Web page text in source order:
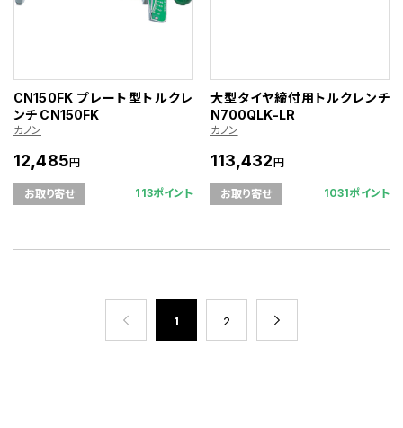
CN150FK プレート型トルクレ
ンチ CN150FK
カノン
12,485円
お取り寄せ 113ポイント
大型タイヤ締付用トルクレンチ
N700QLK-LR
カノン
113,432円
お取り寄せ 1031ポイント
1 2